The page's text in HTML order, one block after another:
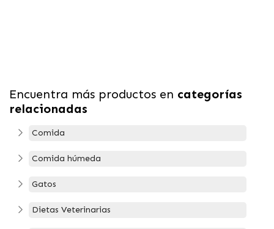
Encuentra más productos en categorías
relacionadas
Comida
Comida húmeda
Gatos
Dietas Veterinarias